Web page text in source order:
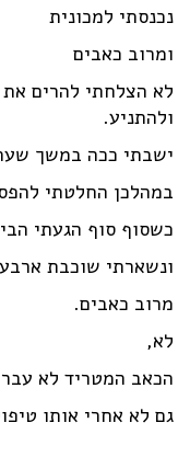
נכנסתי למכונית
ומרוב כאבים
לא הצלחתי להרים
ולהתניע.
ישבתי ככה במשך
במהלכן החלטתי
כשסוף סוף הגעתי
ונשארתי שוכבת
מרוב כאבים.
לא,
הכאב המטריד לא
גם לא אחרי אותו